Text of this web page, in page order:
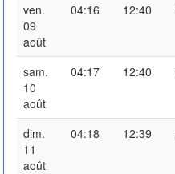
ven.
09
août
04:16 12:40
sam.
10
août
04:17 12:40
dim.
11
août
04:18 12:39